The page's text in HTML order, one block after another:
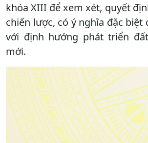
khóa XIII để xem xét, quyết
chiến lược, có ý nghĩa đặc biệt
với định hướng phát triển
mới.